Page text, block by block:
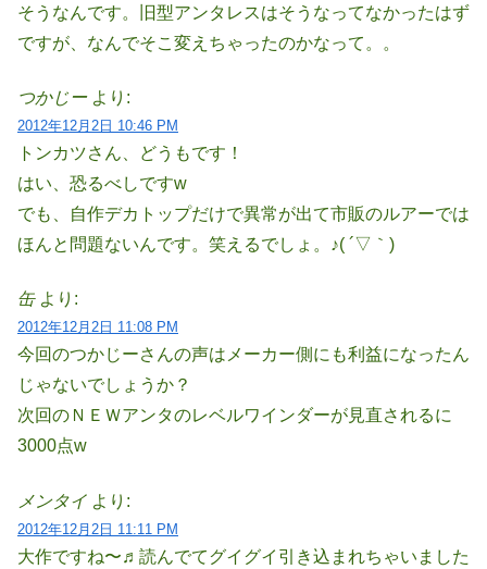
そうなんです。旧型アンタレスはそうなってなかったはず
ですが、なんでそこ変えちゃったのかなって。。
つかじー より:
2012年12月2日 10:46 PM
トンカツさん、どうもです！
はい、恐るべしですw
でも、自作デカトップだけで異常が出て市販のルアーでは
ほんと問題ないんです。笑えるでしょ。♪( ´▽｀)
缶 より:
2012年12月2日 11:08 PM
今回のつかじーさんの声はメーカー側にも利益になったん
じゃないでしょうか？
次回のＮＥＷアンタのレベルワインダーが見直されるに
3000点w
メンタイ より:
2012年12月2日 11:11 PM
大作ですね〜♬読んでてグイグイ引き込まれちゃいました